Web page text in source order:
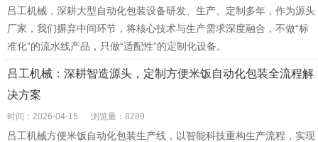
吕工机械，深耕大型自动化包装设备研发、生产、定制多年，作为源头
厂家，我们摒弃中间环节，将核心技术与生产需求深度融合，不做“标
准化”的流水线产品，只做“适配性”的定制化设备。
吕工机械：深耕智造源头，定制方便米饭自动化包装全流程解
决方案
时间：2026-04-15 浏览量：8289
吕工机械方便米饭自动化包装生产线，以智能科技重构生产流程，实现